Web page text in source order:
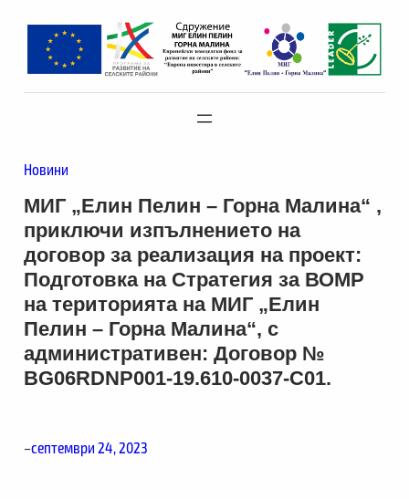
съдържанието
Новини
МИГ „Елин Пелин – Горна Малина“ ,
приключи изпълнението на
договор за реализация на проект:
Подготовка на Стратегия за ВОМР
на територията на МИГ „Елин
Пелин – Горна Малина“, с
административен: Договор №
BG06RDNP001-19.610-0037-C01.
–септември 24, 2023